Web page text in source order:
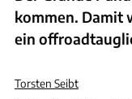
kommen. Damit
ein
Torsten Seibt